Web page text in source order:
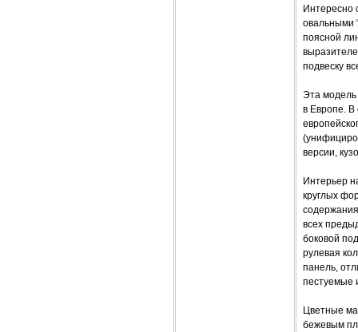
Интересно
овальными
поясной
подвеску
Эта модель
в Европе. В
версии,
Интерьер
круглых
всех
боковой
рулевая
панель,
пестуемые
Цветные
бежевым